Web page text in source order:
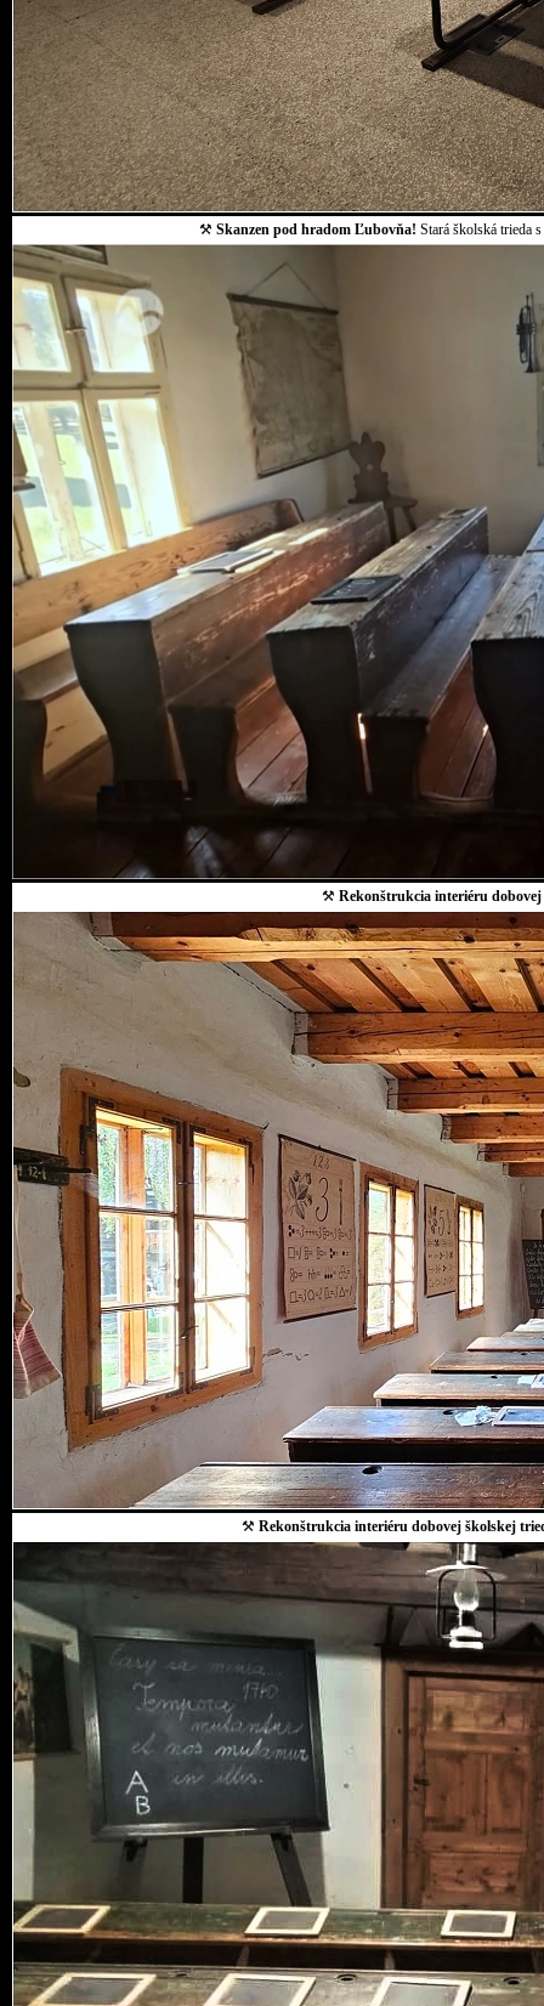
⚒ Skanzen pod hradom Ľubovňa! Stará školská trieda
⚒ Rekonštrukcia interiéru
⚒ Rekonštrukcia interiéru dobovej školskej